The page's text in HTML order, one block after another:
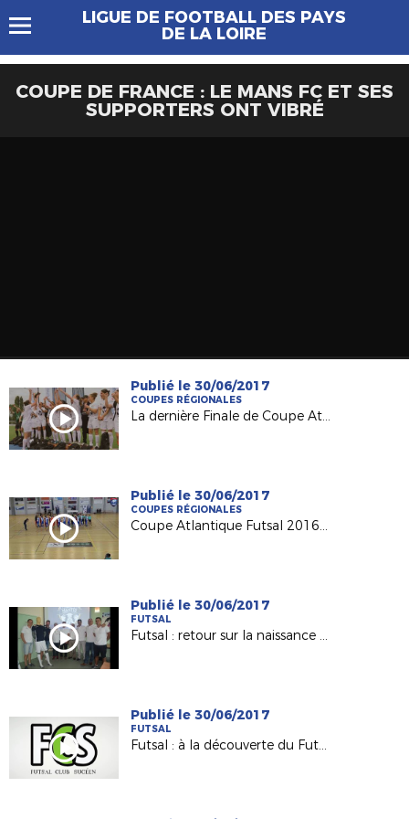
LIGUE DE FOOTBALL DES PAYS
DE LA LOIRE
COUPE DE FRANCE : LE MANS FC ET SES
SUPPORTERS ONT VIBRÉ
Publié le 30/06/2017
COUPES RÉGIONALES
La dernière Finale de Coupe Atlantique Féminine Crédit-Mutuel !
Publié le 30/06/2017
COUPES RÉGIONALES
Coupe Atlantique Futsal 2016-2017 : revivez la finale remportée par Saint Herblain Pépite FC
Publié le 30/06/2017
FUTSAL
Futsal : retour sur la naissance du Nantes Métropole Futsal (D1)
Publié le 30/06/2017
FUTSAL
Futsal : à la découverte du Futsal Club Sucéen (Sucé sur Erdre)